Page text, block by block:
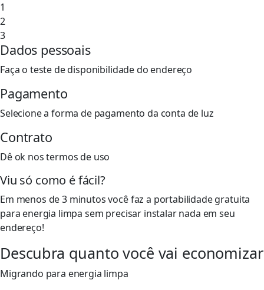
1
2
3
Dados pessoais
Faça o teste de disponibilidade do endereço
Pagamento
Selecione a forma de pagamento da conta de luz
Contrato
Dê ok nos termos de uso
Viu só como é fácil?
Em menos de 3 minutos você faz a portabilidade gratuita
para energia limpa sem precisar instalar nada em seu
endereço!
Descubra quanto você vai economizar
Migrando para energia limpa